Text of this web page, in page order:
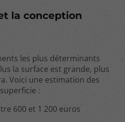
la conception
les plus déterminants
la surface est grande, plus
Voici une estimation des
:
600 et 1 200 euros